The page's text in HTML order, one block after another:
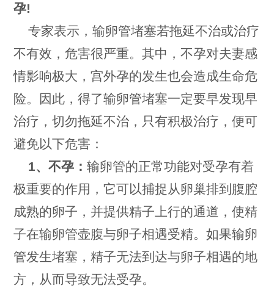
孕!
专家表示，输卵管堵塞若拖延不治或治疗
不有效，危害很严重。其中，不孕对夫妻感
情影响极大，宫外孕的发生也会造成生命危
险。因此，得了输卵管堵塞一定要早发现早
治疗，切勿拖延不治，只有积极治疗，便可
避免以下危害：
1、不孕：输卵管的正常功能对受孕有着
极重要的作用，它可以捕捉从卵巢排到腹腔
成熟的卵子，并提供精子上行的通道，使精
子在输卵管壶腹与卵子相遇受精。如果输卵
管发生堵塞，精子无法到达与卵子相遇的地
方，从而导致无法受孕。